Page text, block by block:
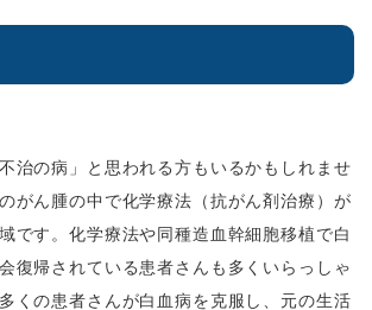
治の病」と思われる方もいるかもしれませ
がん腫の中で化学療法（抗がん剤治療）が
です。化学療法や同種造血幹細胞移植で白
復帰されている患者さんも多くいらっしゃ
くの患者さんが白血病を克服し、元の生活